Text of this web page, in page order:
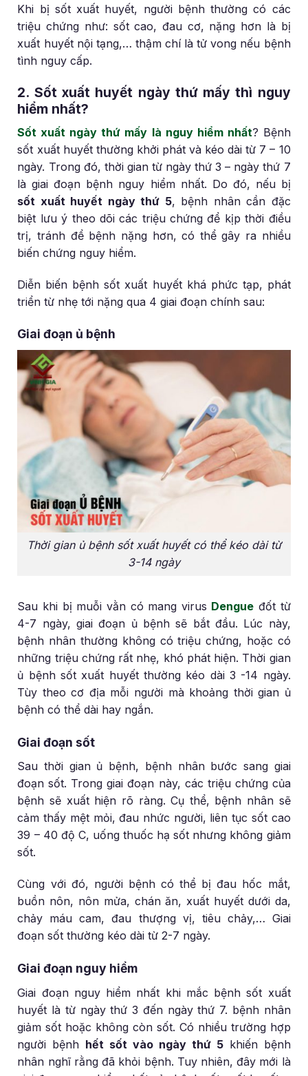
Khi bị sốt xuất huyết, người bệnh thường có các
triệu chứng như: sốt cao, đau cơ, nặng hơn là bị
xuất huyết nội tạng,… thậm chí là tử vong nếu bệnh
tình nguy cấp.
2. Sốt xuất huyết ngày thứ mấy thì nguy
hiểm nhất?
Sốt xuất ngày thứ mấy là nguy hiểm nhất? Bệnh
sốt xuất huyết thường khởi phát và kéo dài từ 7 – 10
ngày. Trong đó, thời gian từ ngày thứ 3 – ngày thứ 7
là giai đoạn bệnh nguy hiểm nhất. Do đó, nếu bị
sốt xuất huyết ngày thứ 5, bệnh nhân cần đặc
biệt lưu ý theo dõi các triệu chứng để kịp thời điều
trị, tránh để bệnh nặng hơn, có thể gây ra nhiều
biến chứng nguy hiểm.
Diễn biến bệnh sốt xuất huyết khá phức tạp, phát
triển từ nhẹ tới nặng qua 4 giai đoạn chính sau:
Giai đoạn ủ bệnh
Thời gian ủ bệnh sốt xuất huyết có thể kéo dài từ
3-14 ngày
Sau khi bị muỗi vằn có mang virus Dengue đốt từ
4-7 ngày, giai đoạn ủ bệnh sẽ bắt đầu. Lúc này,
bệnh nhân thường không có triệu chứng, hoặc có
những triệu chứng rất nhẹ, khó phát hiện. Thời gian
ủ bệnh sốt xuất huyết thường kéo dài 3 -14 ngày.
Tùy theo cơ địa mỗi người mà khoảng thời gian ủ
bệnh có thể dài hay ngắn.
Giai đoạn sốt
Sau thời gian ủ bệnh, bệnh nhân bước sang giai
đoạn sốt. Trong giai đoạn này, các triệu chứng của
bệnh sẽ xuất hiện rõ ràng. Cụ thể, bệnh nhân sẽ
cảm thấy mệt mỏi, đau nhức người, liên tục sốt cao
39 – 40 độ C, uống thuốc hạ sốt nhưng không giảm
sốt.
Cùng với đó, người bệnh có thể bị đau hốc mắt,
buồn nôn, nôn mửa, chán ăn, xuất huyết dưới da,
chảy máu cam, đau thượng vị, tiêu chảy,… Giai
đoạn sốt thường kéo dài từ 2-7 ngày.
Giai đoạn nguy hiểm
Giai đoạn nguy hiểm nhất khi mắc bệnh sốt xuất
huyết là từ ngày thứ 3 đến ngày thứ 7. bệnh nhân
giảm sốt hoặc không còn sốt. Có nhiều trường hợp
người bệnh hết sốt vào ngày thứ 5khiến bệnh
nhân nghĩ rằng đã khỏi bệnh. Tuy nhiên, đây mới là